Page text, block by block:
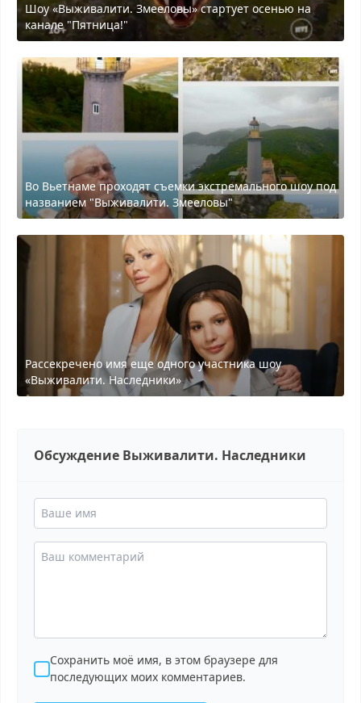
Шоу «Выживалити. Змееловы» стартует осенью на
канале "Пятница!"
Во Вьетнаме проходят съемки экстремального шоу под
названием "Выживалити. Змееловы"
Рассекречено имя еще одного участника шоу
«Выживалити. Наследники»
Обсуждение Выживалити. Наследники
Сохранить моё имя, в этом браузере для
последующих моих комментариев.